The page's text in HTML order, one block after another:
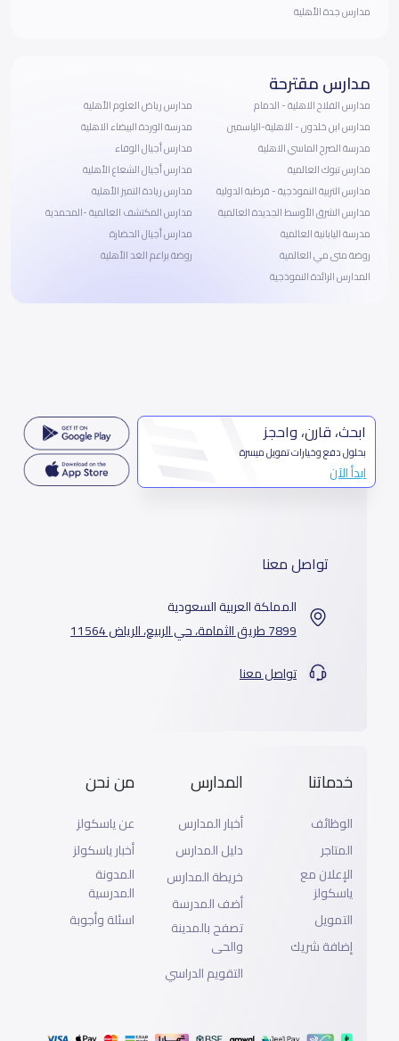
مدارس جدة الأهلية
مدارس مقترحة
مدارس الفلاح الاهلية - الدمام
مدارس ابن خلدون - الاهلية-الياسمين
مدرسة الصرح الماسي الاهلية
مدارس تبوك العالمية
مدارس التربية النموذجية - قرطبة الدولية
مدارس الشرق الأوسط الجديدة العالمية
مدرسة اليابانية العالمية
روضة منى مي العالمية
المدارس الرائدة النموذجية
مدارس رياض العلوم الأهلية
مدرسة الوردة البيضاء الاهلية
مدارس أجيال الوفاء
مدارس أجيال الشعاع الأهلية
مدارس ريادة التميز الأهلية
مدارس المكتشف العالمية -المحمدية
مدارس أجيال الحضارة
روضة براعم الغد الأهلية
ابحث، قارن، واحجز
بحلول دفع وخيارات تمويل ميسرة
ابدأ الآن
تواصل معنا
المملكة العربية السعودية
7899 طريق الثمامة، حي الربيع، الرياض 11564
تواصل معنا
خدماتنا
الوظائف
المتاجر
الإعلان مع
ياسكولز
التمويل
إضافة شريك
المدارس
أخبار المدارس
دليل المدارس
خريطة المدارس
أضف المدرسة
تصفح بالمدينة
والحى
التقويم الدراسي
من نحن
عن ياسكولز
أخبار ياسكولز
المدونة
المدرسية
اسئلة وأجوبة